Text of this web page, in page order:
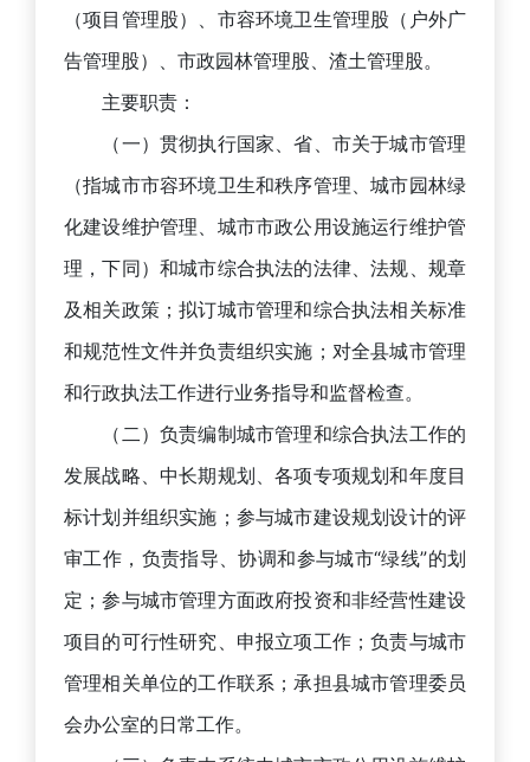
（项目管理股）、市容环境卫生管理股（户外广
告管理股）、市政园林管理股、渣土管理股。
主要职责：
（一）贯彻执行国家、省、市关于城市管理
（指城市市容环境卫生和秩序管理、城市园林绿
化建设维护管理、城市市政公用设施运行维护管
理，下同）和城市综合执法的法律、法规、规章
及相关政策；拟订城市管理和综合执法相关标准
和规范性文件并负责组织实施；对全县城市管理
和行政执法工作进行业务指导和监督检查。
（二）负责编制城市管理和综合执法工作的
发展战略、中长期规划、各项专项规划和年度目
标计划并组织实施；参与城市建设规划设计的评
审工作，负责指导、协调和参与城市“绿线”的划
定；参与城市管理方面政府投资和非经营性建设
项目的可行性研究、申报立项工作；负责与城市
管理相关单位的工作联系；承担县城市管理委员
会办公室的日常工作。